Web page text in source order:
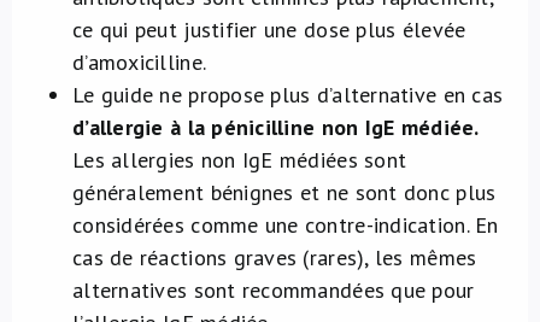
ce qui peut justifier une dose plus élevée
d’amoxicilline.
Le guide ne propose plus d’alternative en cas
d’allergie à la pénicilline non IgE médiée.
Les allergies non IgE médiées sont
généralement bénignes et ne sont donc plus
considérées comme une contre-indication. En
cas de réactions graves (rares), les mêmes
alternatives sont recommandées que pour